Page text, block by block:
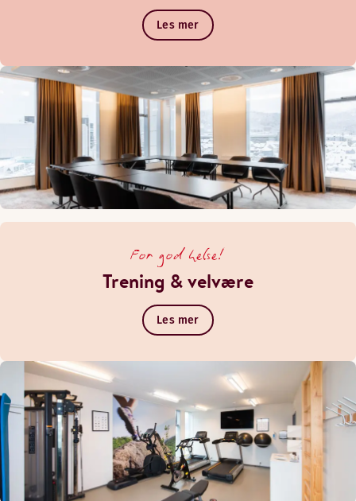
Les mer
For god helse!
Trening & velvære
Les mer